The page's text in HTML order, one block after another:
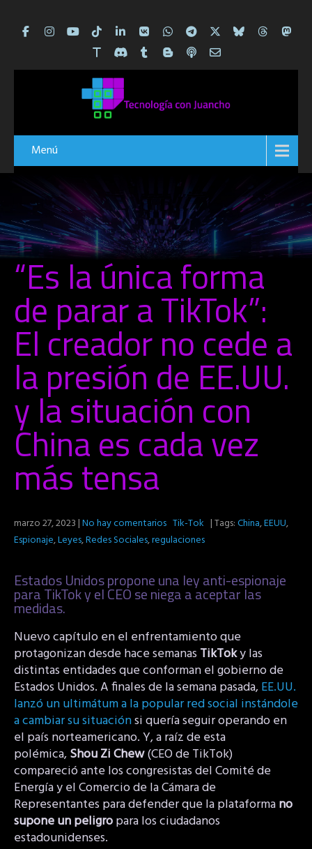
Menú
“Es la única forma
de parar a TikTok”:
El creador no cede a
la presión de EE.UU.
y la situación con
China es cada vez
más tensa
marzo 27, 2023|No hay comentarios Tik-Tok | Tags:China,EEUU,
Espionaje,Leyes,Redes Sociales,regulaciones
Estados Unidos propone una ley anti-espionaje
para TikTok y el CEO se niega a aceptar las
medidas.
Nuevo capítulo en el enfrentamiento que
protagonizan desde hace semanas TikToky las
distintas entidades que conforman el gobierno de
Estados Unidos. A finales de la semana pasada,EE.UU.
lanzó un ultimátum a la popular red social instándole
a cambiar su situaciónsi quería seguir operando en
el país norteamericano. Y, a raíz de esta
polémica,Shou Zi Chew(CEO de TikTok)
compareció ante los congresistas del Comité de
Energía y el Comercio de la Cámara de
Representantes para defender que la plataformano
supone un peligropara los ciudadanos
estadounidenses.